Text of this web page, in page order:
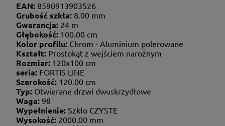
EAN: 8590913903526
Grubość szkła: 8.00 mm
Gwarancja: 24 m
Głębokość: 100.00 cm
Kolor profilu: Chrom - Aluminium polerowane
Kształt: Prostokąt z wejściem narożnym
Rozmiar: 120x100 cm
seria: FORTIS LINE
Szerokość: 120.00 cm
Typ: Otwierane drzwi dwuskrzydłowe
Waga: 98
Wypełnienie: Szkło CZYSTE
Wysokość: 2000.00 mm